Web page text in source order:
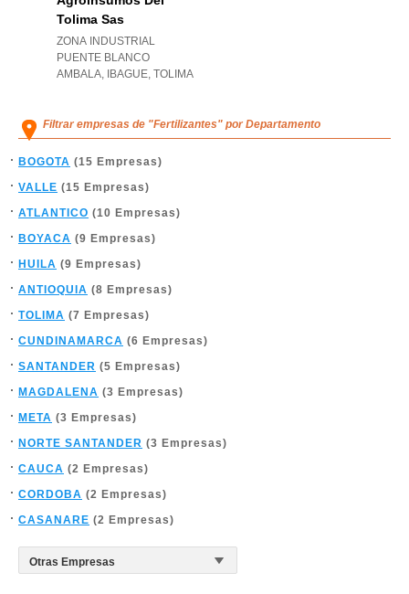
Tolima Sas
ZONA INDUSTRIAL
PUENTE BLANCO
AMBALA, IBAGUE, TOLIMA
Filtrar empresas de "Fertilizantes" por Departamento
BOGOTA (15 Empresas)
VALLE (15 Empresas)
ATLANTICO (10 Empresas)
BOYACA (9 Empresas)
HUILA (9 Empresas)
ANTIOQUIA (8 Empresas)
TOLIMA (7 Empresas)
CUNDINAMARCA (6 Empresas)
SANTANDER (5 Empresas)
MAGDALENA (3 Empresas)
META (3 Empresas)
NORTE SANTANDER (3 Empresas)
CAUCA (2 Empresas)
CORDOBA (2 Empresas)
CASANARE (2 Empresas)